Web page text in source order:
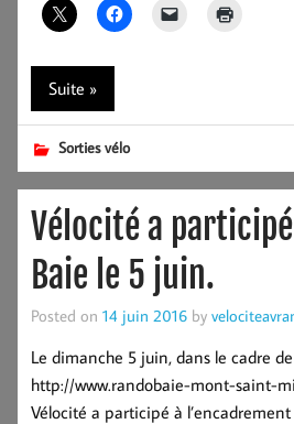
Suite »
Sorties vélo
Vélocité a
Baie le 5 juin.
Posted on 14 juin 2016 by
Le dimanche 5 juin, dans le cadre
http://www.randobaie-mont-saint-
Vélocité a participé à